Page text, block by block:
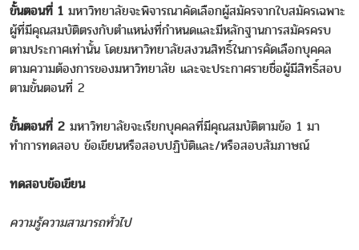
ขั้นตอนที่ 1 มหาวิทยาลัยจะพิจารณาคัดเลือกผู้สมัครจากใบสมัครเฉพาะ
ผู้ที่มีคุณสมบัติตรงกับตำแหน่งที่กำหนดและมีหลักฐานการสมัครครบ
ตามประกาศเท่านั้น โดยมหาวิทยาลัยสงวนสิทธิ์ในการคัดเลือกบุคคล
ตามความต้องการของมหาวิทยาลัย และจะประกาศรายชื่อผู้มีสิทธิ์สอบ
ตามขั้นตอนที่ 2
ขั้นตอนที่ 2 มหาวิทยาลัยจะเรียกบุคคลที่มีคุณสมบัติตามข้อ 1 มา
ทำการทดสอบ ข้อเขียนหรือสอบปฏิบัติและ/หรือสอบสัมภาษณ์
ทดสอบข้อเขียน
ความรู้ความสามารถทั่วไป